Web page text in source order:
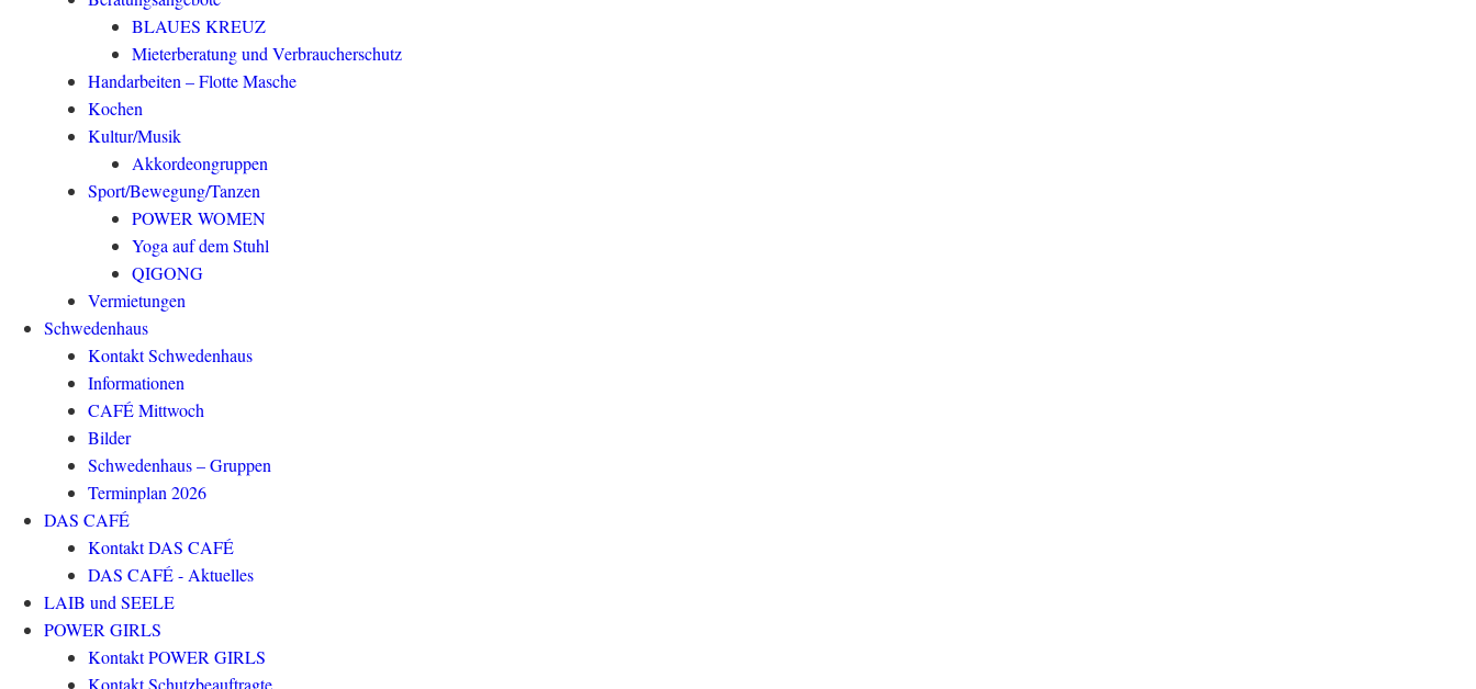
BLAUES KREUZ
Mieterberatung und Verbraucherschutz
Handarbeiten – Flotte Masche
Kochen
Kultur/Musik
Akkordeongruppen
Sport/Bewegung/Tanzen
POWER WOMEN
Yoga auf dem Stuhl
QIGONG
Vermietungen
Schwedenhaus
Kontakt Schwedenhaus
Informationen
CAFÉ Mittwoch
Bilder
Schwedenhaus – Gruppen
Terminplan 2026
DAS CAFÉ
Kontakt DAS CAFÉ
DAS CAFÉ - Aktuelles
LAIB und SEELE
POWER GIRLS
Kontakt POWER GIRLS
Kontakt Schutzbeauftragte